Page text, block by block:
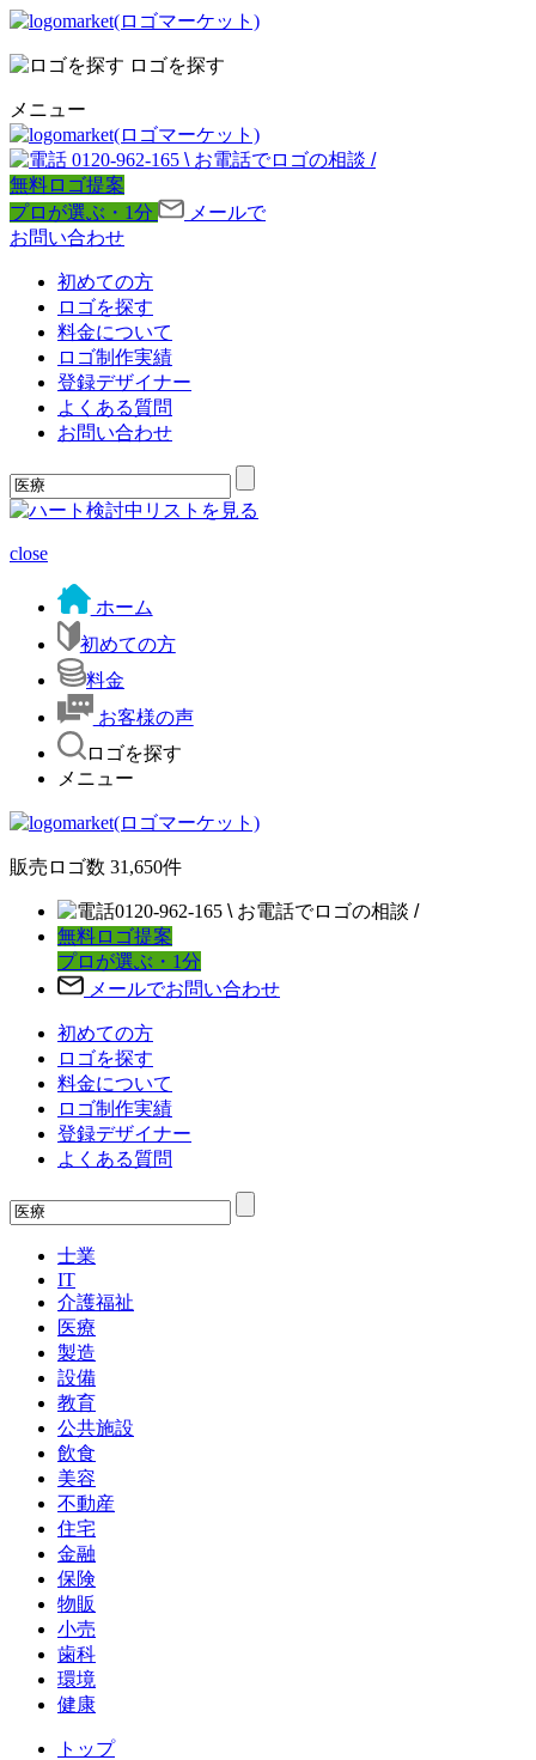
ロゴを探す
メニュー
0120-962-165 \ お電話でロゴの相談 /
無料ロゴ提案
プロが選ぶ・1分
メールで
お問い合わせ
初めての方
ロゴを探す
料金について
ロゴ制作実績
登録デザイナー
よくある質問
お問い合わせ
検討中リストを見る
close
ホーム
初めての方
料金
お客様の声
ロゴを探す
メニュー
販売ロゴ数 31,650件
0120-962-165 \ お電話でロゴの相談 /
無料ロゴ提案
プロが選ぶ・1分
メールでお問い合わせ
初めての方
ロゴを探す
料金について
ロゴ制作実績
登録デザイナー
よくある質問
士業
IT
介護福祉
医療
製造
設備
教育
公共施設
飲食
美容
不動産
住宅
金融
保険
物販
小売
歯科
環境
健康
トップ